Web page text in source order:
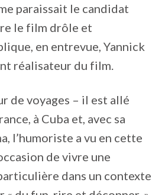
paraissait le candidat
le film drôle et
en entrevue, Yannick
réalisateur du film.
de voyages – il est allé
à Cuba et, avec sa
l’humoriste a vu en cette
de vivre une
dans un contexte